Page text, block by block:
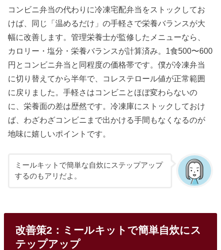
コンビニ弁当の代わりに冷凍宅配弁当をストックしてお
けば、同じ「温めるだけ」の手軽さで栄養バランスが大
幅に改善します。管理栄養士が監修したメニューなら、
カロリー・塩分・栄養バランスが計算済み。1食500〜600
円とコンビニ弁当と同程度の価格帯です。僕が冷凍弁当
に切り替えてから半年で、コレステロール値が正常範囲
に戻りました。手軽さはコンビニとほぼ変わらないの
に、栄養面の差は歴然です。冷凍庫にストックしておけ
ば、わざわざコンビニまで出かける手間もなくなるのが
地味に嬉しいポイントです。
ミールキットで簡単な自炊にステップアップ
するのもアリだよ。
改善策2：ミールキットで簡単自炊にス
テップアップ